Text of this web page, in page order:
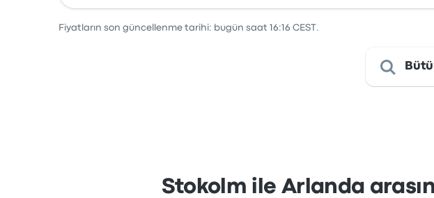
Fiyatların son güncellenme tarihi: bugün saat 16:16 CEST.
Stokolm ile Arlanda